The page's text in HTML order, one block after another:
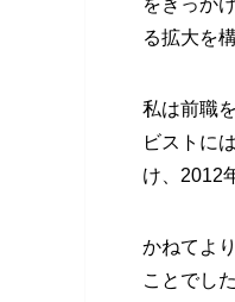
をきっか
る拡大を
私は前職
ビストに
け、2012
かねてよ
ことでし